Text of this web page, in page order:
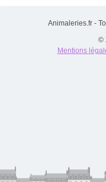
Animaleries.fr -
©
Mentions